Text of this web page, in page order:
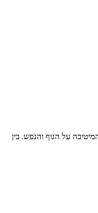
על הגוף והנפש. בין